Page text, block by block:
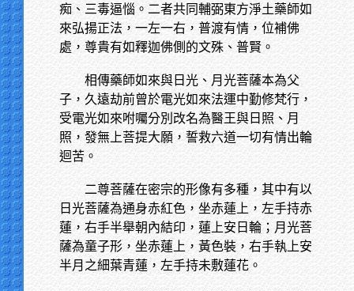
痴、三毒逼惱。二者共同輔弼東方淨土藥師如
來弘揚正法，一左一右，普渡有情，位補佛
處，尊貴有如釋迦佛側的文殊、普賢。
相傳藥師如來與日光、月光菩薩本為父
子，久遠劫前曾於電光如來法運中勤修梵行，
受電光如來咐囑分別改名為醫王與日照、月
照，發無上菩提大願，誓救六道一切有情出輪
迴苦。
二尊菩薩在密宗的形像有多種，其中有以
日光菩薩為通身赤紅色，坐赤蓮上，左手持赤
蓮，右手半舉朝內結印，蓮上安日輪；月光菩
薩為童子形，坐赤蓮上，黃色裝，右手執上安
半月之細葉青蓮，左手持未敷蓮花。